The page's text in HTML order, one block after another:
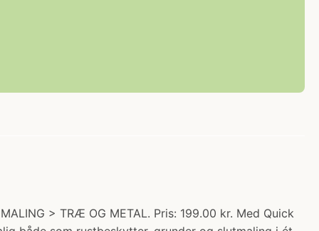
> TRÆ OG METAL. Pris: 199.00 kr. Med Quick